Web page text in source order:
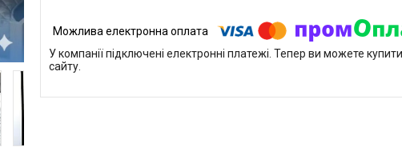
У компанії підключені електронні платежі. Тепер ви можете
сайту.